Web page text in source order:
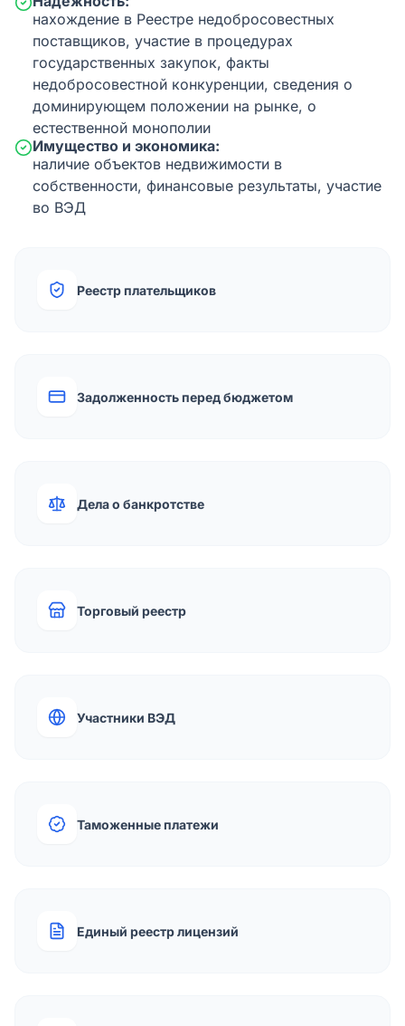
нахождение в Реестре недобросовестных
поставщиков, участие в процедурах
государственных закупок, факты
недобросовестной конкуренции, сведения о
доминирующем положении на рынке, о
естественной монополии
Имущество и экономика:
наличие объектов недвижимости в
собственности, финансовые результаты, участие
во ВЭД
Реестр плательщиков
Задолженность перед бюджетом
Дела о банкротстве
Торговый реестр
Участники ВЭД
Таможенные платежи
Единый реестр лицензий